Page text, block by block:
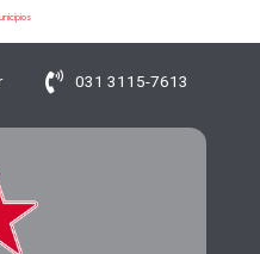
031 3115-7613